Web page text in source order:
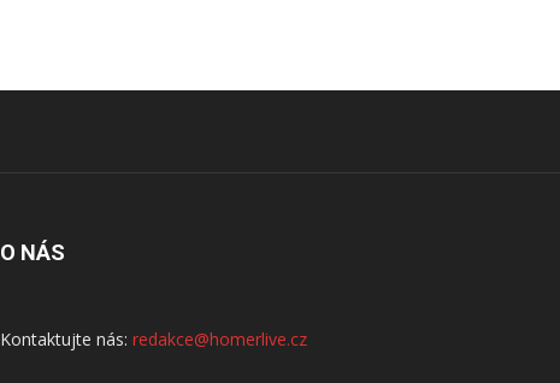
O NÁS
Kontaktujte nás: redakce@homerlive.cz